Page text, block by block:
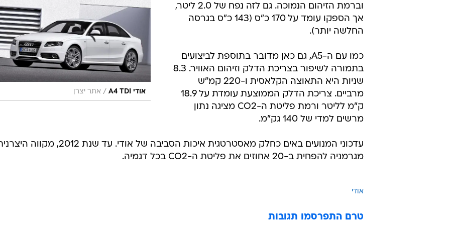
אודי A4 TDI / אתר יצרן
וברמת הזיהום הנמוכה. גם לזה נפח של 2.0 ליטר,
אך הספקו עומד על 170 כ"ס (143 כ"ס בגרסה
החלשה יותר).
כמו עם ה-A5, גם כאן מדובר בתוספת לביצועים
בתמורה לשיפור בצריכת הדלק וזיהום האוויר. 8.3
שניות היא התאוצה הקלאסית ו-220 קמ"ש
מרביים. צריכת הדלק הממוצעת עומדת על 18.9
ק"מ לליטר ורמת פליטת ה-CO2 מציגה נתון
מרשים למדי של 140 גק"מ.
עדכוני המנועים באים כחלק מאסטרטגית איכות הסביבה של אודי. עד שנת 2012, מקווה
מגרמניה להפחית ב-20 אחוזים את פליטת ה-CO2 בכל דגמיה.
אודי
טרם התפרסמו תגובות